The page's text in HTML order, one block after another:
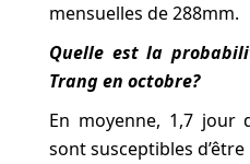
mensuelles de 288mm.
Quelle est la
Trang en octobre?
En moyenne, 1,7 jour
sont susceptibles